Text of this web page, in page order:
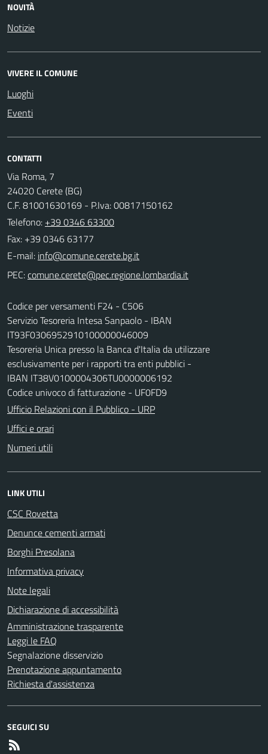
NOVITÀ
Notizie
VIVERE IL COMUNE
Luoghi
Eventi
CONTATTI
Via Roma, 7
24020 Cerete (BG)
C.F. 81001630169 - P.Iva: 00817150162
Telefono: +39 0346 63300
Fax: +39 0346 63177
E-mail:
PEC:
Codice per versamenti F24 - C506
Servizio Tesoreria Intesa Sanpaolo - IBAN
IT93F0306952910100000046009
Tesoreria Unica presso la Banca d'Italia da utilizzare
esclusivamente per i rapporti tra enti pubblici -
IBAN IT38V0100004306TU0000006192
Codice univoco di fatturazione - UF0FD9
Ufficio Relazioni con il Pubblico - URP
Uffici e orari
Numeri utili
LINK UTILI
CSC Rovetta
Denunce cementi armati
Borghi Presolana
Informativa privacy
Note legali
Dichiarazione di accessibilità
Amministrazione trasparente
Leggi le FAQ
Segnalazione disservizio
Prenotazione appuntamento
Richiesta d'assistenza
SEGUICI SU